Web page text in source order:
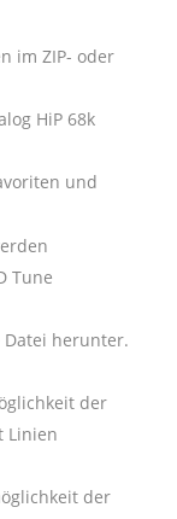
im ZIP- oder
HiP 68k
und
Tune
Datei herunter.
der
Linien
der